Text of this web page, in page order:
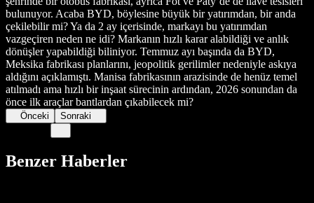
bulunuyor. Acaba BYD, böylesine büyük bir yatırımdan, bir anda
çekilebilir mi? Ya da 2 ay içerisinde, markayı bu yatırımdan
vazgeçiren neden ne idi? Markanın hızlı karar alabildiği ve anlık
dönüşler yapabildiği biliniyor. Temmuz ayı başında da BYD,
Meksika fabrikası planlarını, jeopolitik gerilimler nedeniyle askıya
aldığını açıklamıştı. Manisa fabrikasının arazisinde de henüz temel
atılmadı ama hızlı bir inşaat sürecinin ardından, 2026 sonundan da
önce ilk araçlar bantlardan çıkabilecek mi?
Önceki Sonraki
Benzer Haberler